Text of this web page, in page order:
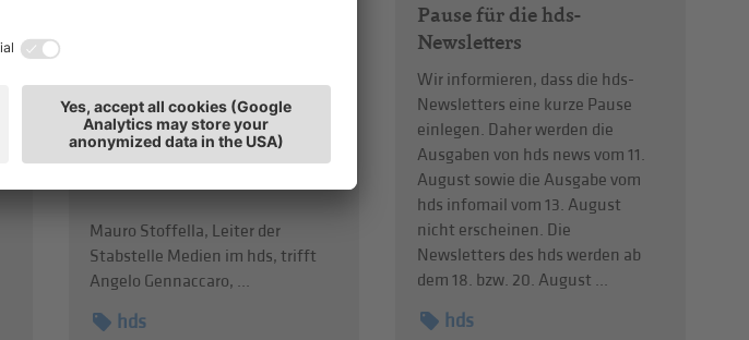
Welche Rolle spielt der
Einzelhandel für ein lebendiges
Stadtviertel – und was braucht
es, damit unsere Ortszentren
Mauro Stoffella, Leiter der
Stabstelle Medien im hds, trifft
Angelo Gennaccaro, ...
hds
Pause für die hds-
Newsletters
Wir informieren, dass die hds-
Newsletters eine kurze Pause
einlegen. Daher werden die
Ausgaben von hds news vom 11.
August sowie die Ausgabe vom
hds infomail vom 13. August
nicht erscheinen. Die
Newsletters des hds werden ab
dem 18. bzw. 20. August ...
hds